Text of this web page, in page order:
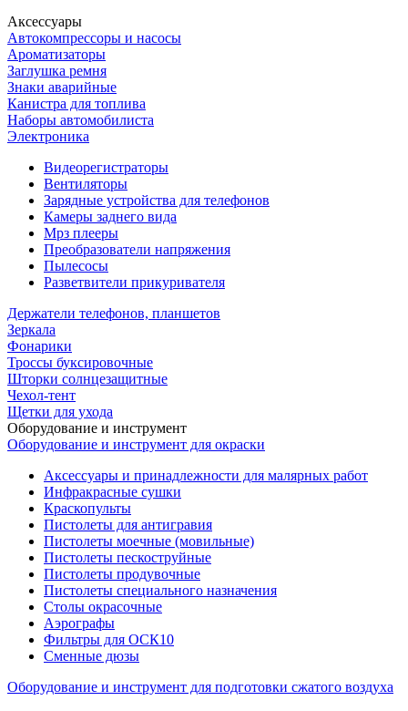
Аксессуары
Автокомпрессоры и насосы
Ароматизаторы
Заглушка ремня
Знаки аварийные
Канистра для топлива
Наборы автомобилиста
Электроника
Видеорегистраторы
Вентиляторы
Зарядные устройства для телефонов
Камеры заднего вида
Мрз плееры
Преобразователи напряжения
Пылесосы
Разветвители прикуривателя
Держатели телефонов, планшетов
Зеркала
Фонарики
Троссы буксировочные
Шторки солнцезащитные
Чехол-тент
Щетки для ухода
Оборудование и инструмент
Оборудование и инструмент для окраски
Аксессуары и принадлежности для малярных работ
Инфракрасные сушки
Краскопульты
Пистолеты для антигравия
Пистолеты моечные (мовильные)
Пистолеты пескоструйные
Пистолеты продувочные
Пистолеты специального назначения
Столы окрасочные
Аэрографы
Фильтры для ОСК10
Сменные дюзы
Оборудование и инструмент для подготовки сжатого воздуха